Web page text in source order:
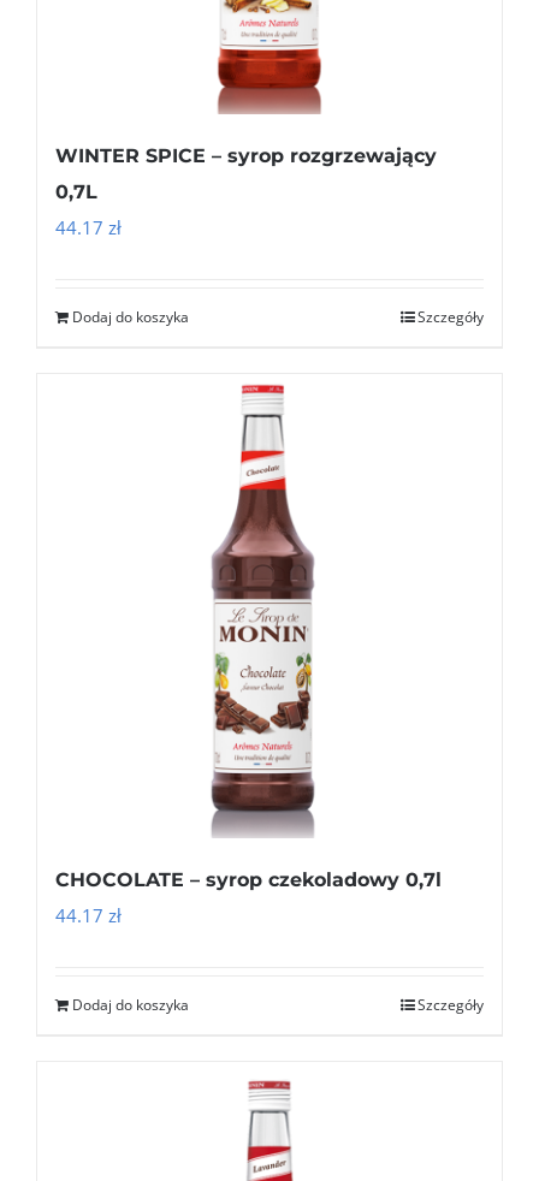
WINTER SPICE – syrop rozgrzewający
0,7L
44.17 zł
Dodaj do koszyka Szczegóły
CHOCOLATE – syrop czekoladowy 0,7l
44.17 zł
Dodaj do koszyka Szczegóły